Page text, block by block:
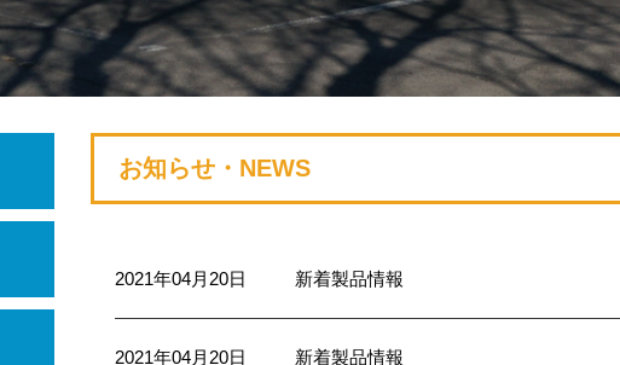
お知らせ・NEWS
2021年04月20日 新着製品情報
2021年04月20日 新着製品情報